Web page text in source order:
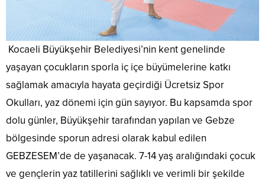
Kocaeli Büyükşehir Belediyesi’nin kent genelinde
yaşayan çocukların sporla iç içe büyümelerine katkı
sağlamak amacıyla hayata geçirdiği Ücretsiz Spor
Okulları, yaz dönemi için gün sayıyor. Bu kapsamda spor
dolu günler, Büyükşehir tarafından yapılan ve Gebze
bölgesinde sporun adresi olarak kabul edilen
GEBZESEM’de de yaşanacak. 7-14 yaş aralığındaki çocuk
ve gençlerin yaz tatillerini sağlıklı ve verimli bir şekilde